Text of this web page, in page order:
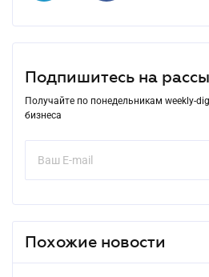
Подпишитесь на
Получайте по понедельникам weekly-
бизнеса
Похожие новости